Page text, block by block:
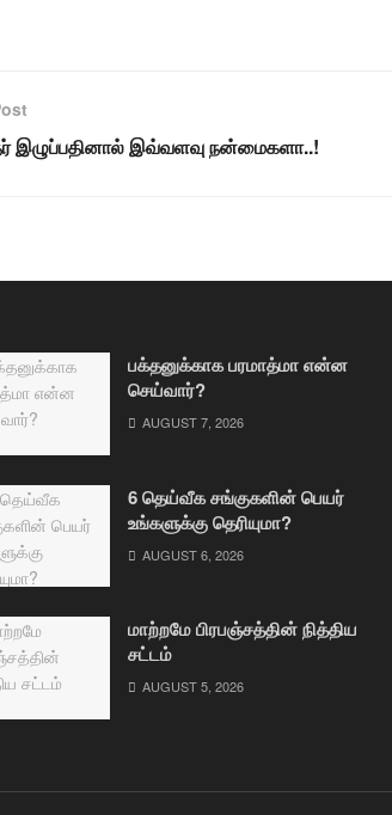
இழுப்பதினால் இவ்வளவு நன்மைகளா..!
பக்தனுக்காக பரமாத்மா என்ன
செய்வார்?
AUGUST 7, 2026
6 தெய்வீக சங்குகளின் பெயர்
உங்களுக்கு தெரியுமா?
AUGUST 6, 2026
மாற்றமே பிரபஞ்சத்தின் நித்திய
சட்டம்
AUGUST 5, 2026